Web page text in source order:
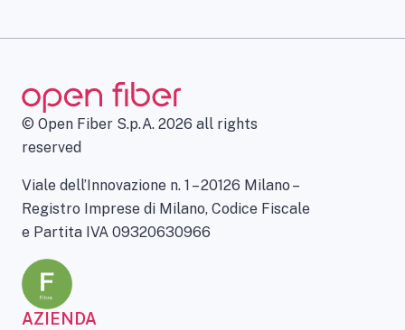
© Open Fiber S.p.A. 2026 all rights
reserved
Viale dell’Innovazione n. 1 – 20126 Milano –
Registro Imprese di Milano, Codice Fiscale
e Partita IVA 09320630966
AZIENDA